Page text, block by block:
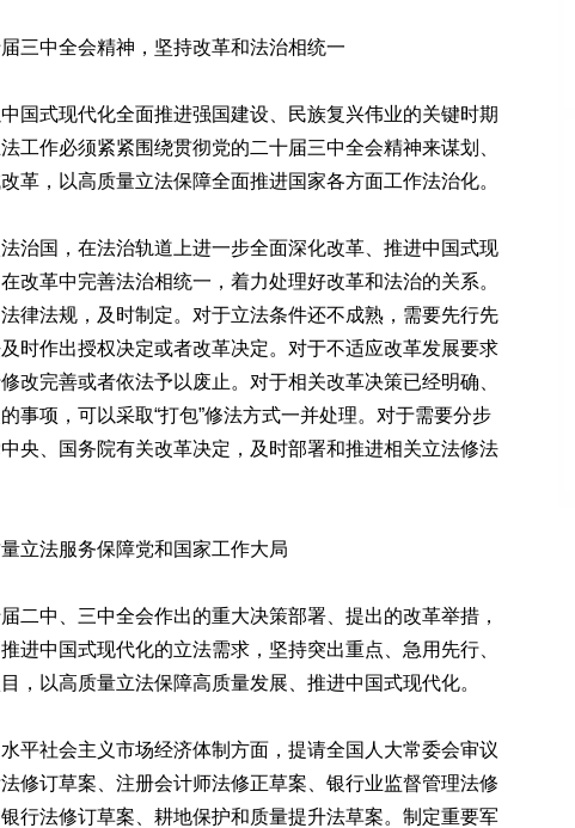
中全会精神，坚持改革和法治相统一
式现代化全面推进强国建设、民族复兴伟业的关键时期
工作必须紧紧围绕贯彻党的二十届三中全会精神来谋划、
革，以高质量立法保障全面推进国家各方面工作法治化。
国，在法治轨道上进一步全面深化改革、推进中国式现
改革中完善法治相统一，着力处理好改革和法治的关系。
律法规，及时制定。对于立法条件还不成熟，需要先行先
时作出授权决定或者改革决定。对于不适应改革发展要求
改完善或者依法予以废止。对于相关改革决策已经明确、
事项，可以采取“打包”修法方式一并处理。对于需要分步
央、国务院有关改革决定，及时部署和推进相关立法修法
法服务保障党和国家工作大局
中、三中全会作出的重大决策部署、提出的改革举措，
进中国式现代化的立法需求，坚持突出重点、急用先行、
，以高质量立法保障高质量发展、推进中国式现代化。
社会主义市场经济体制方面，提请全国人大常委会审议
修订草案、注册会计师法修正草案、银行业监督管理法修
行法修订草案、耕地保护和质量提升法草案。制定重要军